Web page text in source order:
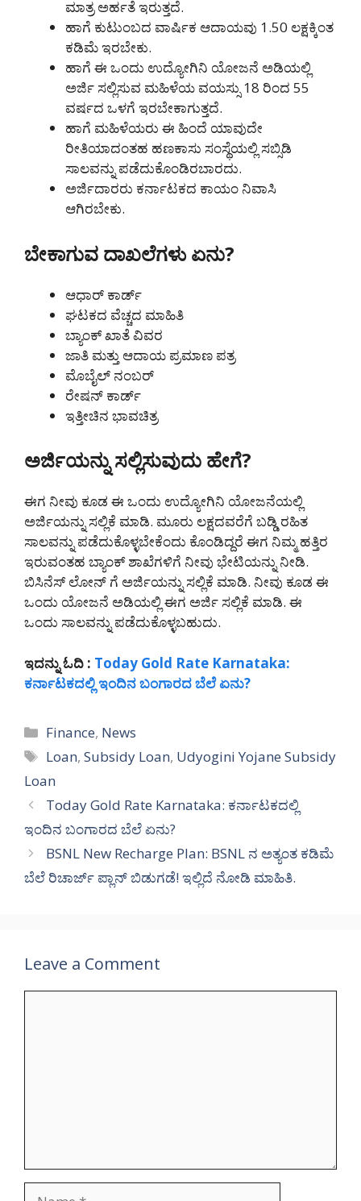
ಮಾತ್ರ ಅರ್ಹತೆ ಇರುತ್ತದೆ.
ಹಾಗೆ ಕುಟುಂಬದ ವಾರ್ಷಿಕ ಆದಾಯವು 1.50 ಲಕ್ಷಕ್ಕಿಂತ
ಕಡಿಮೆ ಇರಬೇಕು.
ಹಾಗೆ ಈ ಒಂದು ಉದ್ಯೋಗಿನಿ ಯೋಜನೆ ಅಡಿಯಲ್ಲಿ
ಅರ್ಜಿ ಸಲ್ಲಿಸುವ ಮಹಿಳೆಯ ವಯಸ್ಸು 18 ರಿಂದ 55
ವರ್ಷದ ಒಳಗೆ ಇರಬೇಕಾಗುತ್ತದೆ.
ಹಾಗೆ ಮಹಿಳೆಯರು ಈ ಹಿಂದೆ ಯಾವುದೇ
ರೀತಿಯಾದಂತಹ ಹಣಕಾಸು ಸಂಸ್ಥೆಯಲ್ಲಿ ಸಬ್ಸಿಡಿ
ಸಾಲವನ್ನು ಪಡೆದುಕೊಂಡಿರಬಾರದು.
ಅರ್ಜಿದಾರರು ಕರ್ನಾಟಕದ ಕಾಯಂ ನಿವಾಸಿ
ಆಗಿರಬೇಕು.
ಬೇಕಾಗುವ ದಾಖಲೆಗಳು ಏನು?
ಆಧಾರ್ ಕಾರ್ಡ್
ಘಟಕದ ವೆಚ್ಚದ ಮಾಹಿತಿ
ಬ್ಯಾಂಕ್ ಖಾತೆ ವಿವರ
ಜಾತಿ ಮತ್ತು ಆದಾಯ ಪ್ರಮಾಣ ಪತ್ರ
ಮೊಬೈಲ್ ನಂಬರ್
ರೇಷನ್ ಕಾರ್ಡ್
ಇತ್ತೀಚಿನ ಭಾವಚಿತ್ರ
ಅರ್ಜಿಯನ್ನು ಸಲ್ಲಿಸುವುದು ಹೇಗೆ?
ಈಗ ನೀವು ಕೂಡ ಈ ಒಂದು ಉದ್ಯೋಗಿನಿ ಯೋಜನೆಯಲ್ಲಿ
ಅರ್ಜಿಯನ್ನು ಸಲ್ಲಿಕೆ ಮಾಡಿ. ಮೂರು ಲಕ್ಷದವರೆಗೆ ಬಡ್ಡಿ ರಹಿತ
ಸಾಲವನ್ನು ಪಡೆದುಕೊಳ್ಳಬೇಕೆಂದು ಕೊಂಡಿದ್ದರೆ ಈಗ ನಿಮ್ಮ ಹತ್ತಿರ
ಇರುವಂತಹ ಬ್ಯಾಂಕ್ ಶಾಖೆಗಳಿಗೆ ನೀವು ಭೇಟಿಯನ್ನು ನೀಡಿ.
ಬಿಸಿನೆಸ್ ಲೋನ್ ಗೆ ಅರ್ಜಿಯನ್ನು ಸಲ್ಲಿಕೆ ಮಾಡಿ. ನೀವು ಕೂಡ ಈ
ಒಂದು ಯೋಜನೆ ಅಡಿಯಲ್ಲಿ ಈಗ ಅರ್ಜಿ ಸಲ್ಲಿಕೆ ಮಾಡಿ. ಈ
ಒಂದು ಸಾಲವನ್ನು ಪಡೆದುಕೊಳ್ಳಬಹುದು.
ಇದನ್ನು ಓದಿ : Today Gold Rate Karnataka:
ಕರ್ನಾಟಕದಲ್ಲಿ ಇಂದಿನ ಬಂಗಾರದ ಬೆಲೆ ಏನು?
Categories
Finance, News
Tags
Loan,Subsidy Loan, Udyogini Yojane Subsidy
Loan
Today Gold Rate Karnataka: ಕರ್ನಾಟಕದಲ್ಲಿ
ಇಂದಿನ ಬಂಗಾರದ ಬೆಲೆ ಏನು?
BSNL New Recharge Plan: BSNL ನ ಅತ್ಯಂತ ಕಡಿಮೆ
ಬೆಲೆ ರಿಚಾರ್ಜ್ ಪ್ಲಾನ್ ಬಿಡುಗಡೆ! ಇಲ್ಲಿದೆ ನೋಡಿ ಮಾಹಿತಿ.
Leave a Comment